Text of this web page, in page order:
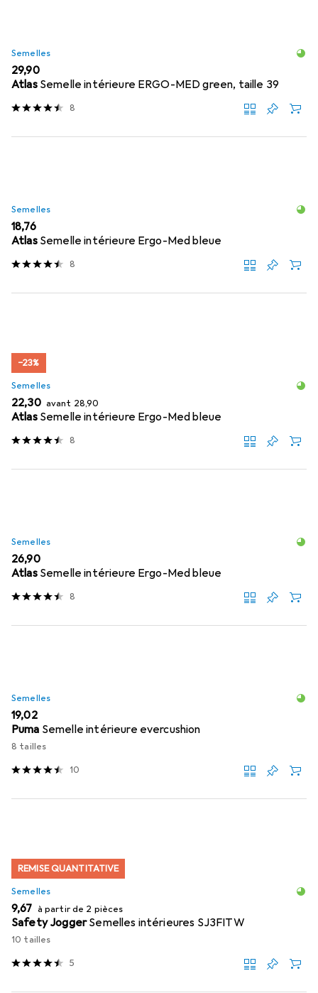
Semelles
EUR
29,90
Atlas Semelle intérieure ERGO-MED green, taille 39
8
Semelles
EUR
18,76
Atlas Semelle intérieure Ergo-Med bleue
8
−23%
Semelles
EUR
22,30 avant EUR
28,90
Atlas Semelle intérieure Ergo-Med bleue
8
Semelles
EUR
26,90
Atlas Semelle intérieure Ergo-Med bleue
8
Semelles
EUR
19,02
Puma Semelle intérieure evercushion
8 tailles
10
REMISE QUANTITATIVE
Semelles
EUR
9,67 à partir de 2 pièces
Safety JoggerSemelles intérieures SJ3FITW
10 tailles
5